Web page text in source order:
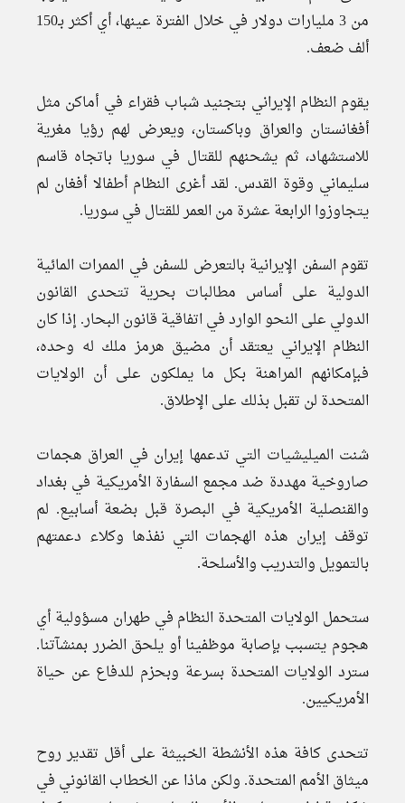
من 3 مليارات دولار في خلال الفترة عينها، أي أكثر بـ150
ألف ضعف.
يقوم النظام الإيراني بتجنيد شباب فقراء في أماكن مثل
أفغانستان والعراق وباكستان، ويعرض لهم رؤيا مغرية
للاستشهاد، ثم يشحنهم للقتال في سوريا باتجاه قاسم
سليماني وقوة القدس. لقد أغرى النظام أطفالا أفغان لم
يتجاوزوا الرابعة عشرة من العمر للقتال في سوريا.
تقوم السفن الإيرانية بالتعرض للسفن في الممرات المائية
الدولية على أساس مطالبات بحرية تتحدى القانون
الدولي على النحو الوارد في اتفاقية قانون البحار. إذا كان
النظام الإيراني يعتقد أن مضيق هرمز ملك له وحده،
فبإمكانهم المراهنة بكل ما يملكون على أن الولايات
المتحدة لن تقبل بذلك على الإطلاق.
شنت الميليشيات التي تدعمها إيران في العراق هجمات
صاروخية مهددة ضد مجمع السفارة الأمريكية في بغداد
والقنصلية الأمريكية في البصرة قبل بضعة أسابيع. لم
توقف إيران هذه الهجمات التي نفذها وكلاء دعمتهم
بالتمويل والتدريب والأسلحة.
ستحمل الولايات المتحدة النظام في طهران مسؤولية أي
هجوم يتسبب بإصابة موظفينا أو يلحق الضرر بمنشآتنا.
سترد الولايات المتحدة بسرعة وبحزم للدفاع عن حياة
الأمريكيين.
تتحدى كافة هذه الأنشطة الخبيثة على أقل تقدير روح
ميثاق الأمم المتحدة. ولكن ماذا عن الخطاب القانوني في